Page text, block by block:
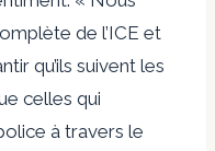
de l’ICE et
qu’ils suivent les
celles qui
à travers le